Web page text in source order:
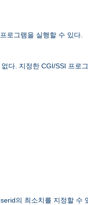
로그램을 실행할 수 있다.
다. 지정한 CGI/SSI 프로
의 최소치를 지정할 수